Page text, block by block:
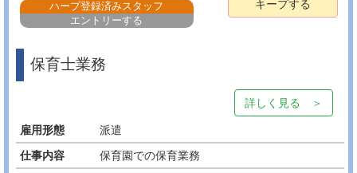
ハープ登録済みスタッフ
エントリーする
キープする
保育士業務
詳しく見る ＞
雇用形態
派遣
仕事内容
保育園での保育業務